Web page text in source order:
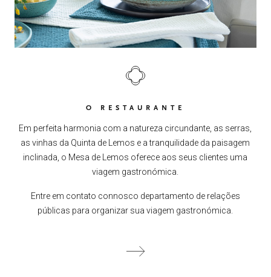
00 HOME
01 QUINTA DE LEMOS
O RESTAURANTE
Em perfeita harmonia com a natureza circundante, as serras,
as vinhas da Quinta de Lemos e a tranquilidade da paisagem
inclinada, o Mesa de Lemos oferece aos seus clientes uma
viagem gastronómica.
Entre em contato connosco departamento de relações
públicas para organizar sua viagem gastronómica.